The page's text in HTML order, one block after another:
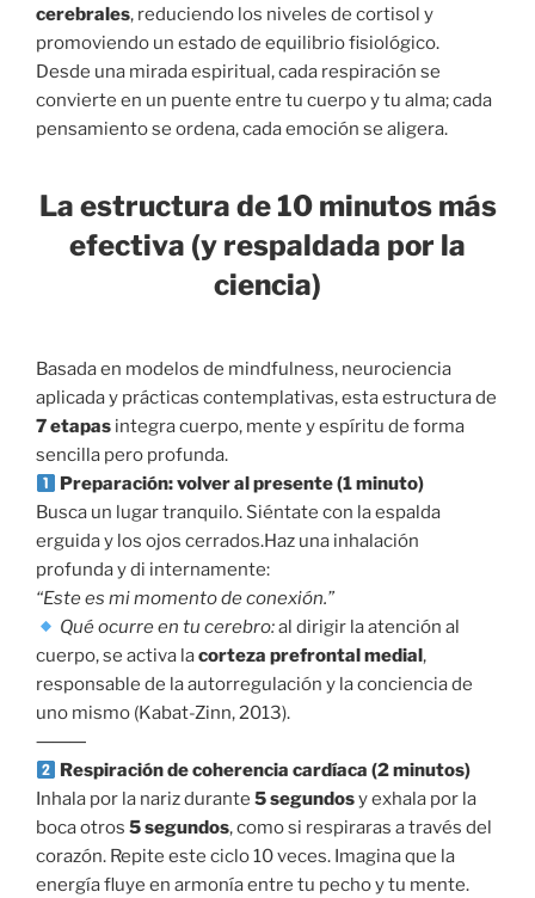
cerebrales, reduciendo los niveles de cortisol y
promoviendo un estado de equilibrio fisiológico.
Desde una mirada espiritual, cada respiración se
convierte en un puente entre tu cuerpo y tu alma; cada
pensamiento se ordena, cada emoción se aligera.
La estructura de 10 minutos más
efectiva (y respaldada por la
ciencia)
Basada en modelos de mindfulness, neurociencia
aplicada y prácticas contemplativas, esta estructura de
7 etapas integra cuerpo, mente y espíritu de forma
sencilla pero profunda.
Preparación: volver al presente (1 minuto)
Busca un lugar tranquilo. Siéntate con la espalda
erguida y los ojos cerrados.Haz una inhalación
profunda y di internamente:
“Este es mi momento de conexión.”
Qué ocurre en tu cerebro:al dirigir la atención al
cuerpo, se activa lacorteza prefrontal medial ,
responsable de la autorregulación y la conciencia de
uno mismo (Kabat-Zinn, 2013).
⸻
Respiración de coherencia cardíaca (2 minutos)
Inhala por la nariz durante 5 segundosy exhala por la
boca otros 5 segundos, como si respiraras a través del
corazón. Repite este ciclo 10 veces. Imagina que la
energía fluye en armonía entre tu pecho y tu mente.